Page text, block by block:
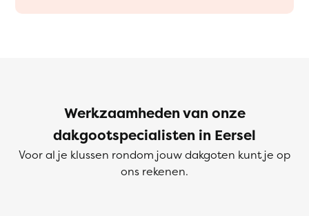
Werkzaamheden van onze
dakgootspecialisten in Eersel
Voor al je klussen rondom jouw dakgoten kunt je op
ons rekenen.